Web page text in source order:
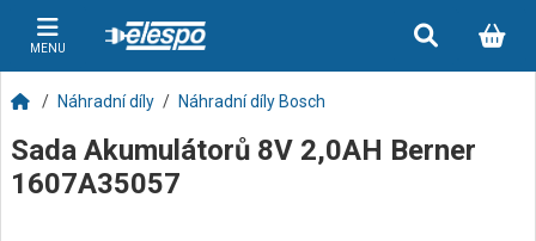
MENU
Náhradní díly Náhradní díly Bosch
Sada Akumulátorů 8V 2,0AH Berner
1607A35057